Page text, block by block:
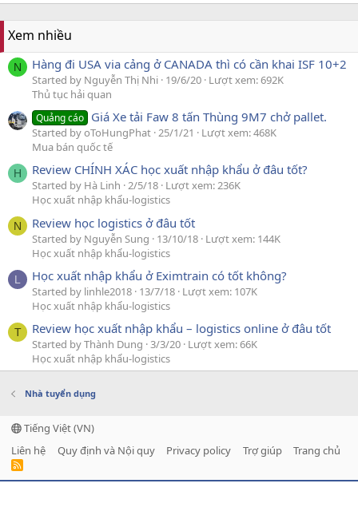
Xem nhiều
N Hàng đi USA via cảng ở CANADA thì có cần khai ISF 10+2
Started by Nguyễn Thị Nhi 19/6/20 Lượt xem: 692K
Thủ tục hải quan
Quảng cáo Giá Xe tải Faw 8 tấn Thùng 9M7 chở pallet.
Started by oToHungPhat 25/1/21
Lượt xem: 468K
Mua bán quốc tế
H Review CHÍNH XÁC học xuất nhập khẩu ở đâu tốt?
Started by Hà Linh 2/5/18 Lượt xem: 236K
Học xuất nhập khẩu-logistics
N Review học logistics ở đâu tốt
Started by Nguyễn Sung 13/10/18 Lượt xem: 144K
Học xuất nhập khẩu-logistics
L Học xuất nhập khẩu ở Eximtrain có tốt không?
Started by linhle2018 13/7/18 Lượt xem: 107K
Học xuất nhập khẩu-logistics
T Review học xuất nhập khẩu – logistics online ở đâu tốt
Started by Thành Dung 3/3/20 Lượt xem: 66K
Học xuất nhập khẩu-logistics
Nhà tuyển dụng
Tiếng Việt (VN)
Liên hệ
Quy định và Nội quy Privacy policy Trợ giúp Trang chủ
R